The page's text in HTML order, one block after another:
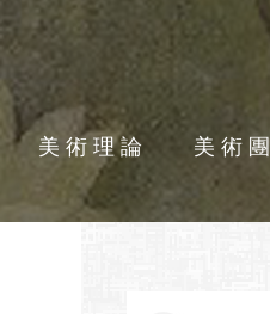
美術理論 美術